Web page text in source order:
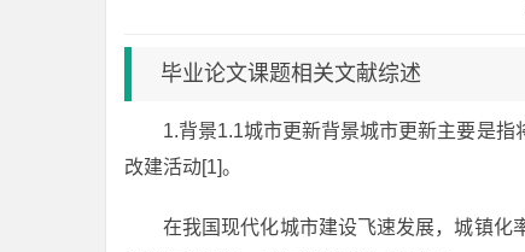
毕业论文课题相关文献综述
1.背景1.1城市更新背景城市更新主要是
改建活动[1]。
在我国现代化城市建设飞速发展，城镇化